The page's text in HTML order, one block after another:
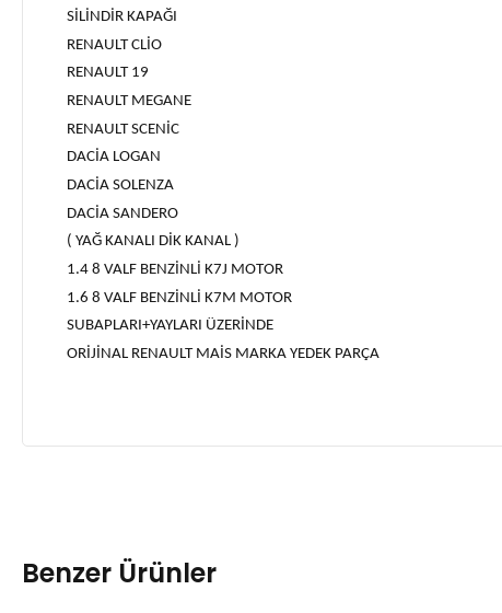
SİLİNDİR KAPAĞI
RENAULT CLİO
RENAULT 19
RENAULT MEGANE
RENAULT SCENİC
DACİA LOGAN
DACİA SOLENZA
DACİA SANDERO
( YAĞ KANALI DİK KANAL )
1.4 8 VALF BENZİNLİ K7J MOTOR
1.6 8 VALF BENZİNLİ K7M MOTOR
SUBAPLARI+YAYLARI ÜZERİNDE
ORİJİNAL RENAULT MAİS MARKA YEDEK PARÇA
Benzer Ürünler